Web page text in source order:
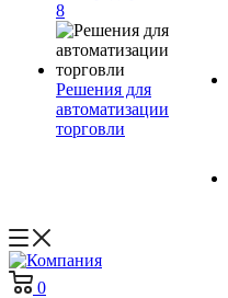
8
Решения для
автоматизации
торговли
0